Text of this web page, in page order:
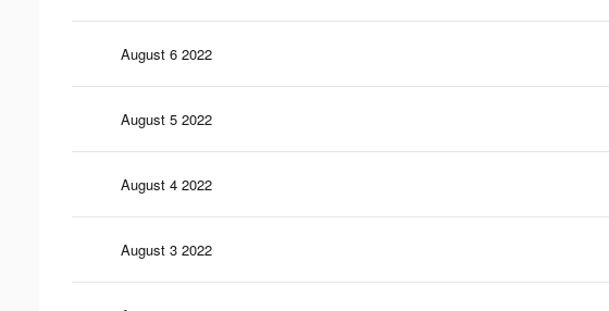
August 6 2022
August 5 2022
August 4 2022
August 3 2022